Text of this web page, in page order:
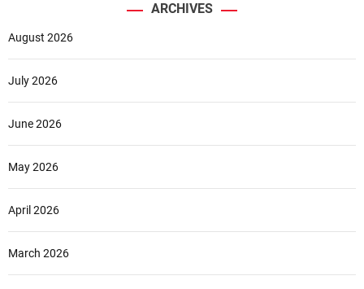
ARCHIVES
August 2026
July 2026
June 2026
May 2026
April 2026
March 2026